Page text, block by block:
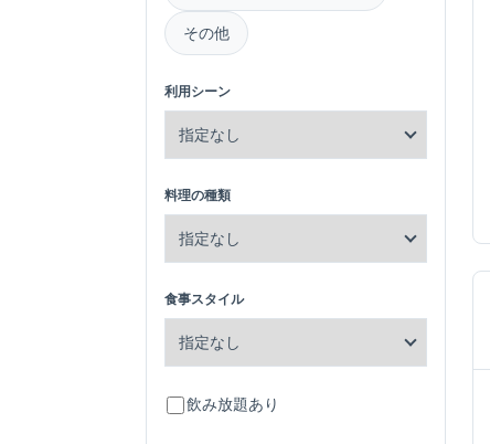
その他
利用シーン
料理の種類
食事スタイル
飲み放題あり